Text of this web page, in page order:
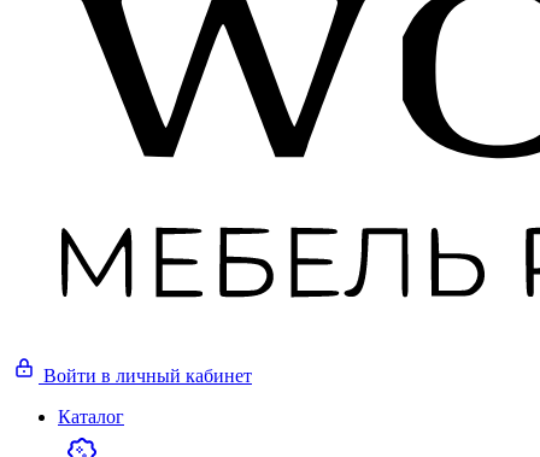
Войти в личный кабинет
Каталог